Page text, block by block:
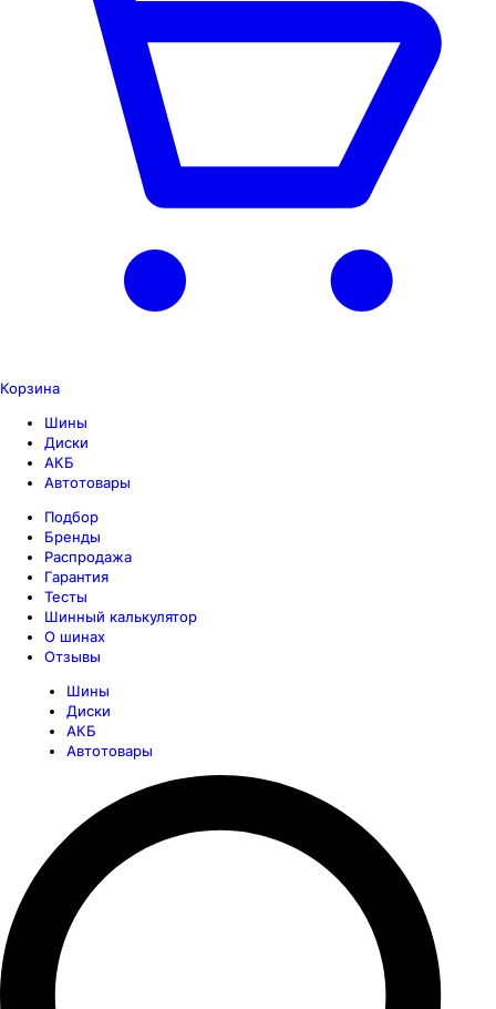
Корзина
Шины
Диски
АКБ
Автотовары
Подбор
Бренды
Распродажа
Гарантия
Тесты
Шинный калькулятор
О шинах
Отзывы
Шины
Диски
АКБ
Автотовары